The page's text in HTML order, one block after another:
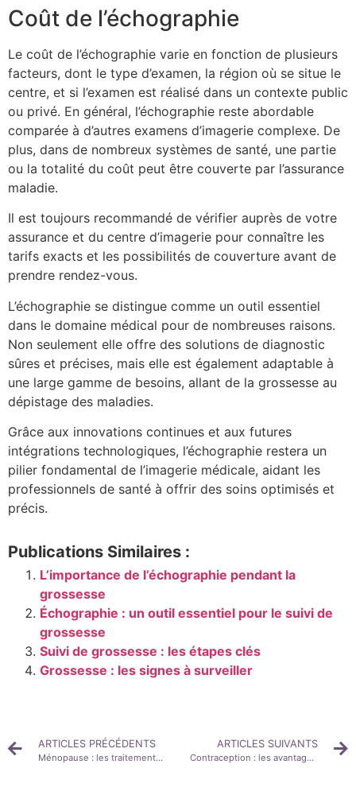
Coût de l’échographie
Le coût de l’échographie varie en fonction de plusieurs
facteurs, dont le type d’examen, la région où se situe le
centre, et si l’examen est réalisé dans un contexte public
ou privé. En général, l’échographie reste abordable
comparée à d’autres examens d’imagerie complexe. De
plus, dans de nombreux systèmes de santé, une partie
ou la totalité du coût peut être couverte par l’assurance
maladie.
Il est toujours recommandé de vérifier auprès de votre
assurance et du centre d’imagerie pour connaître les
tarifs exacts et les possibilités de couverture avant de
prendre rendez-vous.
L’échographie se distingue comme un outil essentiel
dans le domaine médical pour de nombreuses raisons.
Non seulement elle offre des solutions de diagnostic
sûres et précises, mais elle est également adaptable à
une large gamme de besoins, allant de la grossesse au
dépistage des maladies.
Grâce aux innovations continues et aux futures
intégrations technologiques, l’échographie restera un
pilier fondamental de l’imagerie médicale, aidant les
professionnels de santé à offrir des soins optimisés et
précis.
Publications Similaires :
L’importance de l’échographie pendant la
grossesse
Échographie : un outil essentiel pour le suivi de
grossesse
Suivi de grossesse : les étapes clés
Grossesse : les signes à surveiller
ARTICLES PRÉCÉDENTS
Ménopause : les traitements naturels pour mieux vivre cette période
ARTICLES SUIVANTS
Contraception : les avantages et inconvénients